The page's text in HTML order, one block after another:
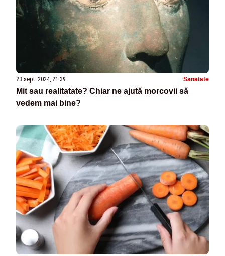
23 sept. 2024, 21:39 Sanatate
Mit sau realitatate? Chiar ne ajută morcovii să
vedem mai bine?